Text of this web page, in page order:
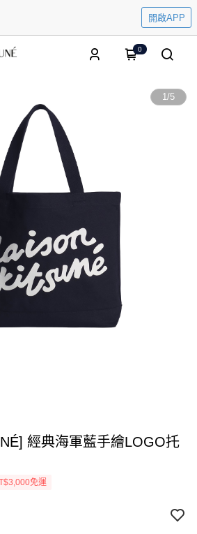
開啟APP
0
1/5
經典海軍藍手繪LOGO托
免運